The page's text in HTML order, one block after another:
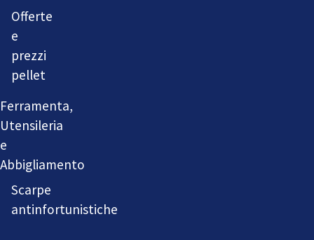
Offerte
e
prezzi
pellet
Ferramenta,
Utensileria
e
Abbigliamento
Scarpe
antinfortunistiche